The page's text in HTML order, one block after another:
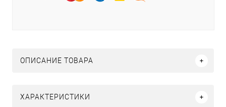
ОПИСАНИЕ ТОВАРА
ХАРАКТЕРИСТИКИ